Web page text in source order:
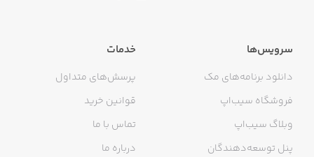
سرویس‌ها
دانلود برنامه‌های مک
فروشگاه سیب‌اپ
وبلاگ سیب‌اپ
پنل توسعه‌دهندگان
خدمات
پرسش‌های متداول
قوانین خرید
تماس با ما
درباره ما